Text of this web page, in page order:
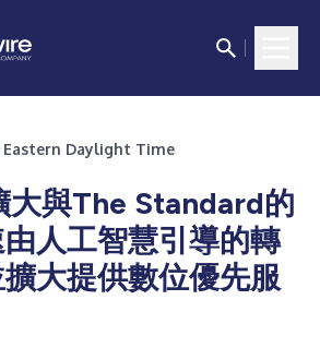
Eastern Daylight Time
大與The Standard的
人工智慧引導的轉
大提供數位優先服